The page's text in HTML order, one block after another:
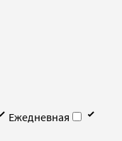
Ежедневная